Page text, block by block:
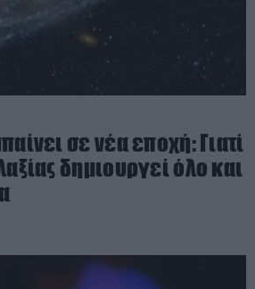
σε νέα εποχή: Γιατί
δημιουργεί όλο και